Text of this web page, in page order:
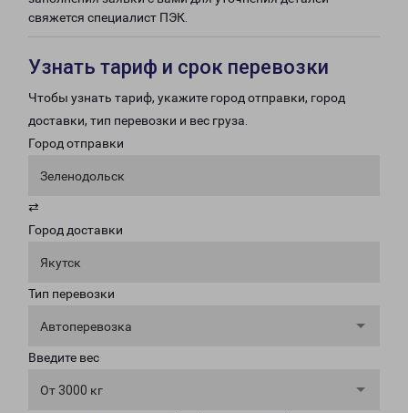
свяжется специалист ПЭК.
Узнать тариф и срок перевозки
Чтобы узнать тариф, укажите город отправки, город
доставки, тип перевозки и вес груза.
Город отправки
Зеленодольск
⇄
Город доставки
Якутск
Тип перевозки
Автоперевозка
Введите вес
От 3000 кг